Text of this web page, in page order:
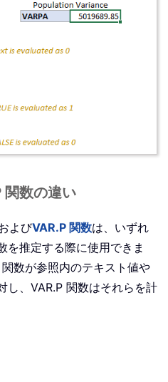
関数の違い
よびVAR.P 関数は、いずれ
を推定する際に使用できま
数が参照内のテキスト値や
し、VAR.P 関数はそれらを計